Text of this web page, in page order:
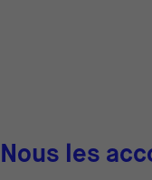
Nous les